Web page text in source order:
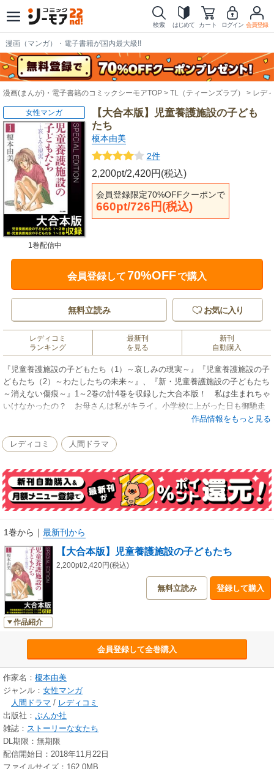
検索 はじめて カート ログイン 会員登録
漫画（マンガ）・電子書籍が国内最大級!!
漫画(まんが)・電子書籍のコミックシーモアTOP TL（ティーンズラブ） レデ
【大合本版】児童養護施設の子ども
たち
榎本由美
2件
2,200pt/2,420円(税込)
会員登録限定70%OFFクーポンで
660pt/726円(税込)
女性マンガ
1巻配信中
会員登録して70%OFFで購入
無料立読み お気に入り
レディコミ
ランキング
最新刊
を見る
新刊
自動購入
『児童養護施設の子どもたち（1）～哀しみの現実～』『児童養護施設の子
どもたち（2）～わたしたちの未来～』、『新・児童養護施設の子どもたち
～消えない傷痕～』1～2巻の計4巻を収録した大合本版！ 私は生まれちゃ
いけなかったの？ お母さんは私がキライ。小学校に上がった日も御馳走
どころかごはんも出ずに、流しの生ごみをそっと口に入れた。身体を縛ら
とは、母が縛り忘れた足で窓を突き破り外の世界に出ることだけだった
――。与えられるべき愛情をもらえない子供たちが、地獄のような日々を
た社会派コミック。
作品情報をもっと見る
レディコミ 人間ドラマ
1巻から ｜ 最新刊から
作品紹介
【大合本版】児童養護施設の子どもたち
2,200pt/2,420円(税込)
無料立読み 登録して購入
会員登録して全巻購入
作家名： 榎本由美
ジャンル： 女性マンガ
人間ドラマ / レディコミ
出版社： ぶんか社
雑誌： ストーリーな女たち
DL期限：無期限
配信開始日：2018年11月22日
ファイルサイズ：162.0MB